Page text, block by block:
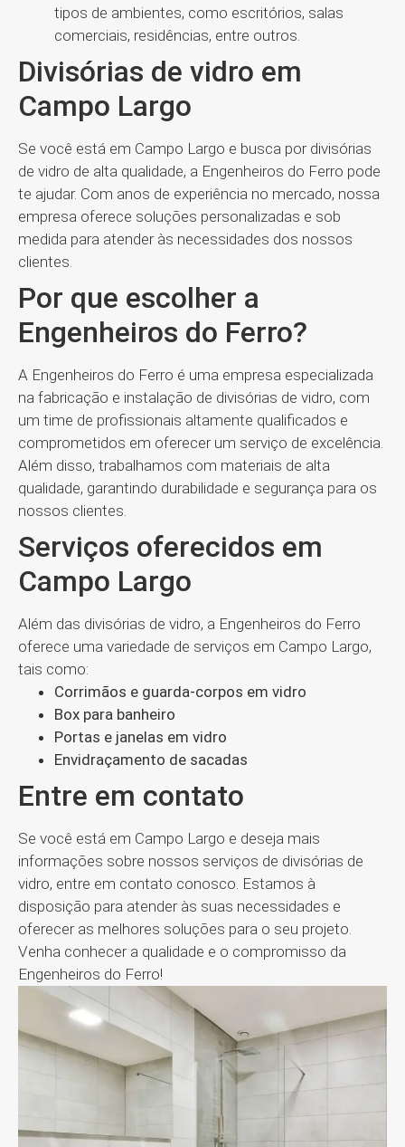
tipos de ambientes, como escritórios, salas
comerciais, residências, entre outros.
Divisórias de vidro em
Campo Largo
Se você está em Campo Largo e busca por divisórias
de vidro de alta qualidade, a Engenheiros do Ferro pode
te ajudar. Com anos de experiência no mercado, nossa
empresa oferece soluções personalizadas e sob
medida para atender às necessidades dos nossos
clientes.
Por que escolher a
Engenheiros do Ferro?
A Engenheiros do Ferro é uma empresa especializada
na fabricação e instalação de divisórias de vidro, com
um time de profissionais altamente qualificados e
comprometidos em oferecer um serviço de excelência.
Além disso, trabalhamos com materiais de alta
qualidade, garantindo durabilidade e segurança para os
nossos clientes.
Serviços oferecidos em
Campo Largo
Além das divisórias de vidro, a Engenheiros do Ferro
oferece uma variedade de serviços em Campo Largo,
tais como:
Corrimãos e guarda-corpos em vidro
Box para banheiro
Portas e janelas em vidro
Envidraçamento de sacadas
Entre em contato
Se você está em Campo Largo e deseja mais
informações sobre nossos serviços de divisórias de
vidro, entre em contato conosco. Estamos à
disposição para atender às suas necessidades e
oferecer as melhores soluções para o seu projeto.
Venha conhecer a qualidade e o compromisso da
Engenheiros do Ferro!